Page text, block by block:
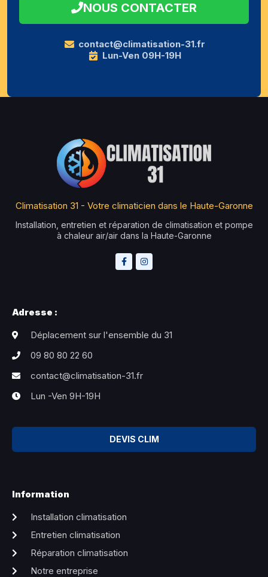
NOUS CONTACTER
contact@climatisation-31.fr
Lun-Ven 09H-19H
Climatisation 31 - Votre climaticien dans le Haute-Garonne
Installation, entretien et réparation de climatisation et pompe
à chaleur air/air dans la Haute-Garonne
Adresse :
Déplacement sur l'ensemble du 31
09 80 80 22 60
contact@climatisation-31.fr
Lun -Ven 9H-19H
DEVIS CLIM
Information
Installation climatisation
Entretien climatisation
Réparation climatisation
Notre entreprise